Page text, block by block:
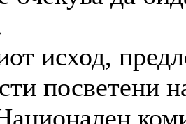
исход,
посветени